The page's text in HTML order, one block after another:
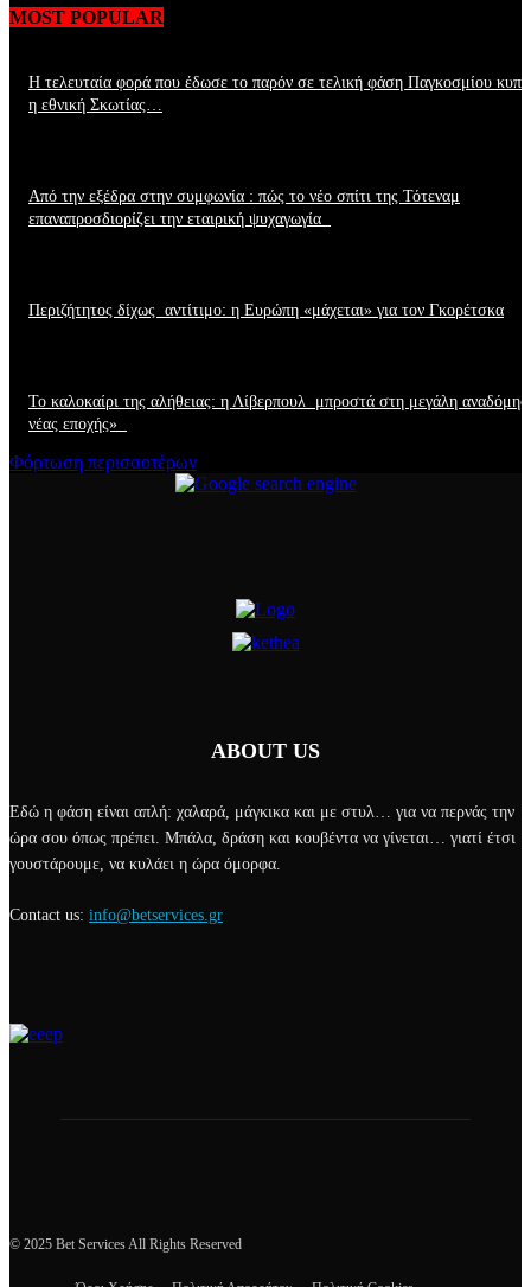
MOST POPULAR
Η τελευταία φορά που έδωσε το παρόν σε τελική φάση Παγκοσμίου
η εθνική Σκωτίας…
Από την εξέδρα στην συμφωνία : πώς το νέο σπίτι της Τότεναμ
επαναπροσδιορίζει την εταιρική ψυχαγωγία
Περιζήτητος δίχως αντίτιμο: η Ευρώπη «μάχεται» για τον Γκορέτσκα
Το καλοκαίρι της αλήθειας: η Λίβερπουλ μπροστά στη μεγάλη
νέας εποχής»
Φόρτωση περισσοτέρων
ABOUT US
Εδώ η φάση είναι απλή: χαλαρά, μάγκικα και με στυλ… για να περνάς την
ώρα σου όπως πρέπει. Μπάλα, δράση και κουβέντα να γίνεται… γιατί έτσι
γουστάρουμε, να κυλάει η ώρα όμορφα.
Contact us: info@betservices.gr
© 2025 Bet Services All Rights Reserved